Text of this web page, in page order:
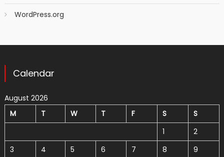
WordPress.org
Calendar
August 2026
M
T W T F S
S
1
2
3
4 5 6 7 8
9